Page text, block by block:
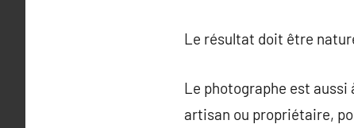
Le résultat doit être
Le photographe est
artisan ou propriétaire,